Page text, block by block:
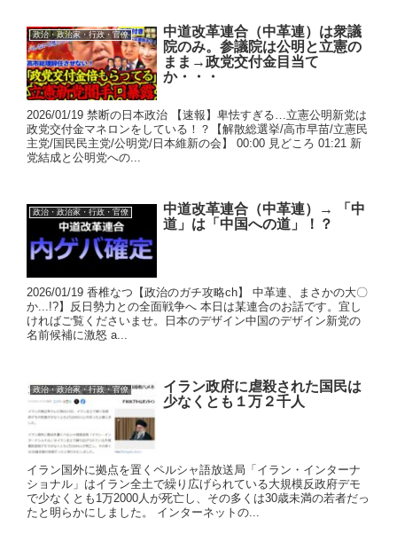
政治・政治家・行政・官僚
中道改革連合（中革連）は衆議
院のみ。参議院は公明と立憲の
まま→政党交付金目当て
か・・・
2026/01/19 禁断の日本政治 【速報】卑怯すぎる…立憲公明新党は
政党交付金マネロンをしている！？【解散総選挙/高市早苗/立憲民
主党/国民民主党/公明党/日本維新の会】 00:00 見どころ 01:21 新
党結成と公明党への...
政治・政治家・行政・官僚
中道改革連合（中革連）→ 「中
道」は「中国への道」！？
2026/01/19 香椎なつ【政治のガチ攻略ch】 中革連、まさかの大〇
か...!?】反日勢力との全面戦争へ 本日は某連合のお話です。宜し
ければご覧くださいませ。日本のデザイン中国のデザイン新党の
名前候補に激怒 a...
政治・政治家・行政・官僚
イラン政府に虐殺された国民は
少なくとも１万２千人
イラン国外に拠点を置くペルシャ語放送局「イラン・インターナ
ショナル」はイラン全土で繰り広げられている大規模反政府デモ
で少なくとも1万2000人が死亡し、その多くは30歳未満の若者だっ
たと明らかにしました。 インターネットの...